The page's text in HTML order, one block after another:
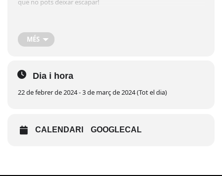
que no pots deixar escapar!
elegants i pastisseries irresistibles. Ja siguis un gurmet expert o
un entusiasta del bon menjar, el teu paladar té cabuda a la Ruta
No deixis passar aquesta oportunitat única! Uneix-te a
nosaltres, t’esperem a la Ràpita.
MÉS
Dia i hora
22 de febrer de 2024 - 3 de març de 2024 (Tot el dia)
CALENDARI GOOGLECAL